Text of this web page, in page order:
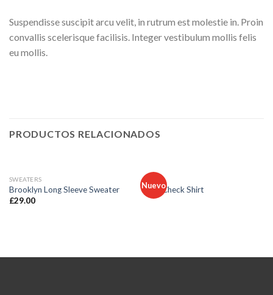
Suspendisse suscipit arcu velit, in rutrum est molestie in. Proin
convallis scelerisque facilisis. Integer vestibulum mollis felis
eu mollis.
PRODUCTOS RELACIONADOS
SWEATERS
Brooklyn Long Sleeve Sweater
£29.00
Nuevo
Pink Check Shirt